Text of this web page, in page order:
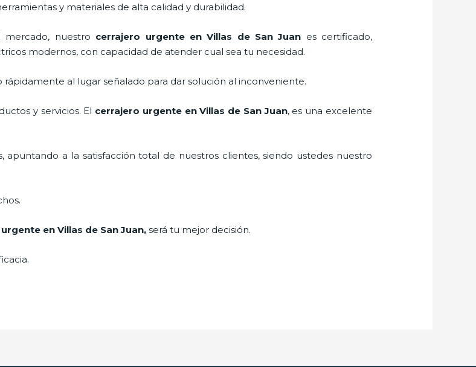
y materiales de alta calidad y durabilidad.
nuestro cerrajero urgente en Villas de San Juan es certificado,
modernos, con capacidad de atender cual sea tu necesidad.
al lugar señalado para dar solución al inconveniente.
y servicios. El cerrajero urgente en Villas de San Juan, es una excelente
apuntando a la satisfacción total de nuestros clientes, siendo ustedes nuestro
en Villas de San Juan,será tu mejor decisión.